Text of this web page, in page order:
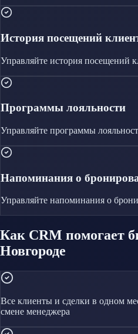
История посещений
Управляйте история посещений
Программы лояльности
Управляйте программы
Напоминания о
Управляйте напоминания о
Как CRM помогает
Новгороде
Все клиенты и сделки в одном
смене менеджера